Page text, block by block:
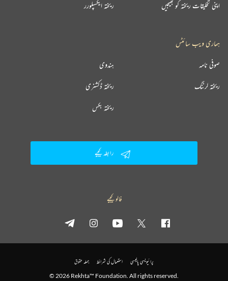
اپنی تخلیقات ریختہ کو بھیجیں ریختہ ایکسپلورر
ہماری ویب سائٹس
ہندوی صوفی نامہ
ریختہ ڈکشنری ریختہ لرننگ
ریختہ بکس
رابطہ کیجیے
فالو کیجیے
پرائیویسی پالیسی استعمال کی شرائط جملہ حقوق
© 2026 Rekhta™ Foundation. All rights reserved.